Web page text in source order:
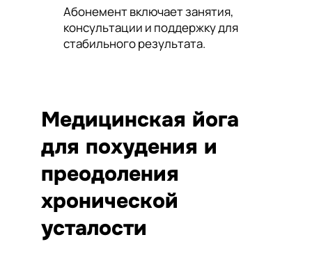
Абонемент включает занятия,
консультации и поддержку для
стабильного результата.
Медицинская йога
для похудения и
преодоления
хронической
усталости